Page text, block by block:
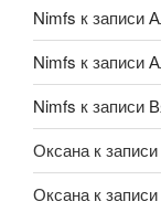
Nimfs к записи
Nimfs к записи
Nimfs к записи
Оксанак записи
Оксанак записи